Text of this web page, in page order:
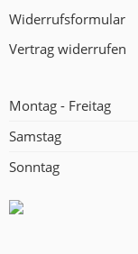
Widerrufsformular
Vertrag widerrufen
Montag - Freitag
Samstag
Sonntag